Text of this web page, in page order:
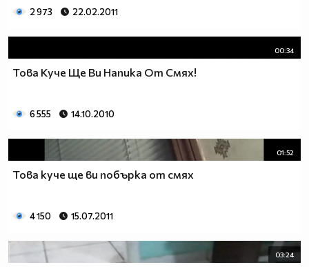
2 973 22.02.2011
00:34
Това Куче Ще Ви Напика От Смях!
6 555 14.10.2010
01:52
Това куче ще ви побърка от смях
4 150 15.07.2011
03:24